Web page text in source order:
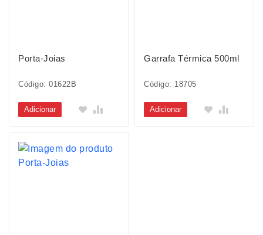
Porta-Joias
Código: 01622B
Adicionar
Garrafa Térmica 500ml
Código: 18705
Adicionar